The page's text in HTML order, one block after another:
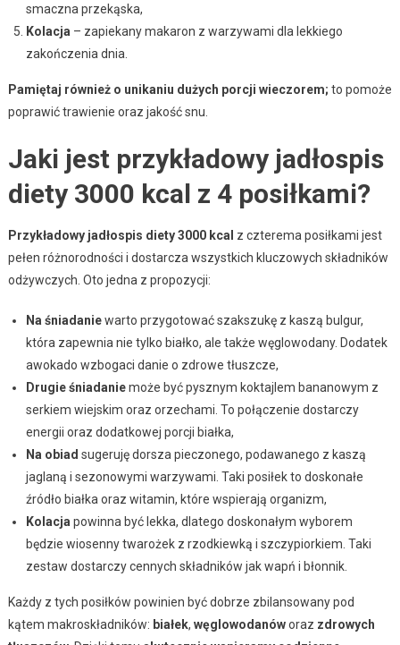
smaczna przekąska,
Kolacja – zapiekany makaron z warzywami dla lekkiego
zakończenia dnia.
Pamiętaj również o unikaniu dużych porcji wieczorem; to pomoże
poprawić trawienie oraz jakość snu.
Jaki jest przykładowy jadłospis
diety 3000 kcal z 4 posiłkami?
Przykładowy jadłospis diety 3000 kcal z czterema posiłkami jest
pełen różnorodności i dostarcza wszystkich kluczowych składników
odżywczych. Oto jedna z propozycji:
Na śniadaniewarto przygotować szakszukę z kaszą bulgur,
która zapewnia nie tylko białko, ale także węglowodany. Dodatek
awokado wzbogaci danie o zdrowe tłuszcze,
Drugie śniadaniemoże być pysznym koktajlem bananowym z
serkiem wiejskim oraz orzechami. To połączenie dostarczy
energii oraz dodatkowej porcji białka,
Na obiad sugeruję dorsza pieczonego, podawanego z kaszą
jaglaną i sezonowymi warzywami. Taki posiłek to doskonałe
źródło białka oraz witamin, które wspierają organizm,
Kolacja powinna być lekka, dlatego doskonałym wyborem
będzie wiosenny twarożek z rzodkiewką i szczypiorkiem. Taki
zestaw dostarczy cennych składników jak wapń i błonnik.
Każdy z tych posiłków powinien być dobrze zbilansowany pod
kątem makroskładników: białek, węglowodanóworaz zdrowych